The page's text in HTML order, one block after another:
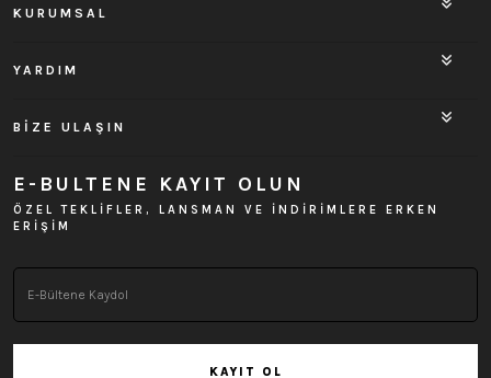
KURUMSAL
YARDIM
BİZE ULAŞIN
E-BULTENE KAYIT OLUN
ÖZEL TEKLİFLER, LANSMAN VE İNDİRİMLERE ERKEN
ERİŞİM
KAYIT OL